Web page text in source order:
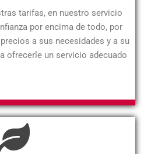
tarifas, en nuestro servicio
por encima de todo, por
a sus necesidades y a su
ofrecerle un servicio adecuado